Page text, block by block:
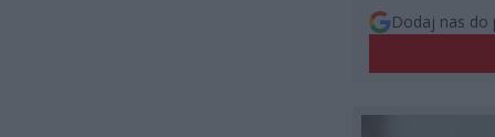
Dodaj nas do